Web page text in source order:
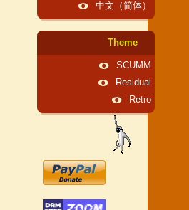
中文（简体）
Theme
SCUMM
Residual
Retro